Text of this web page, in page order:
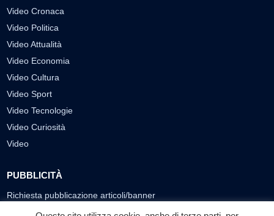
Video Cronaca
Video Politica
Video Attualità
Video Economia
Video Cultura
Video Sport
Video Tecnologie
Video Curiosità
Video
PUBBLICITÀ
Richiesta pubblicazione articoli/banner